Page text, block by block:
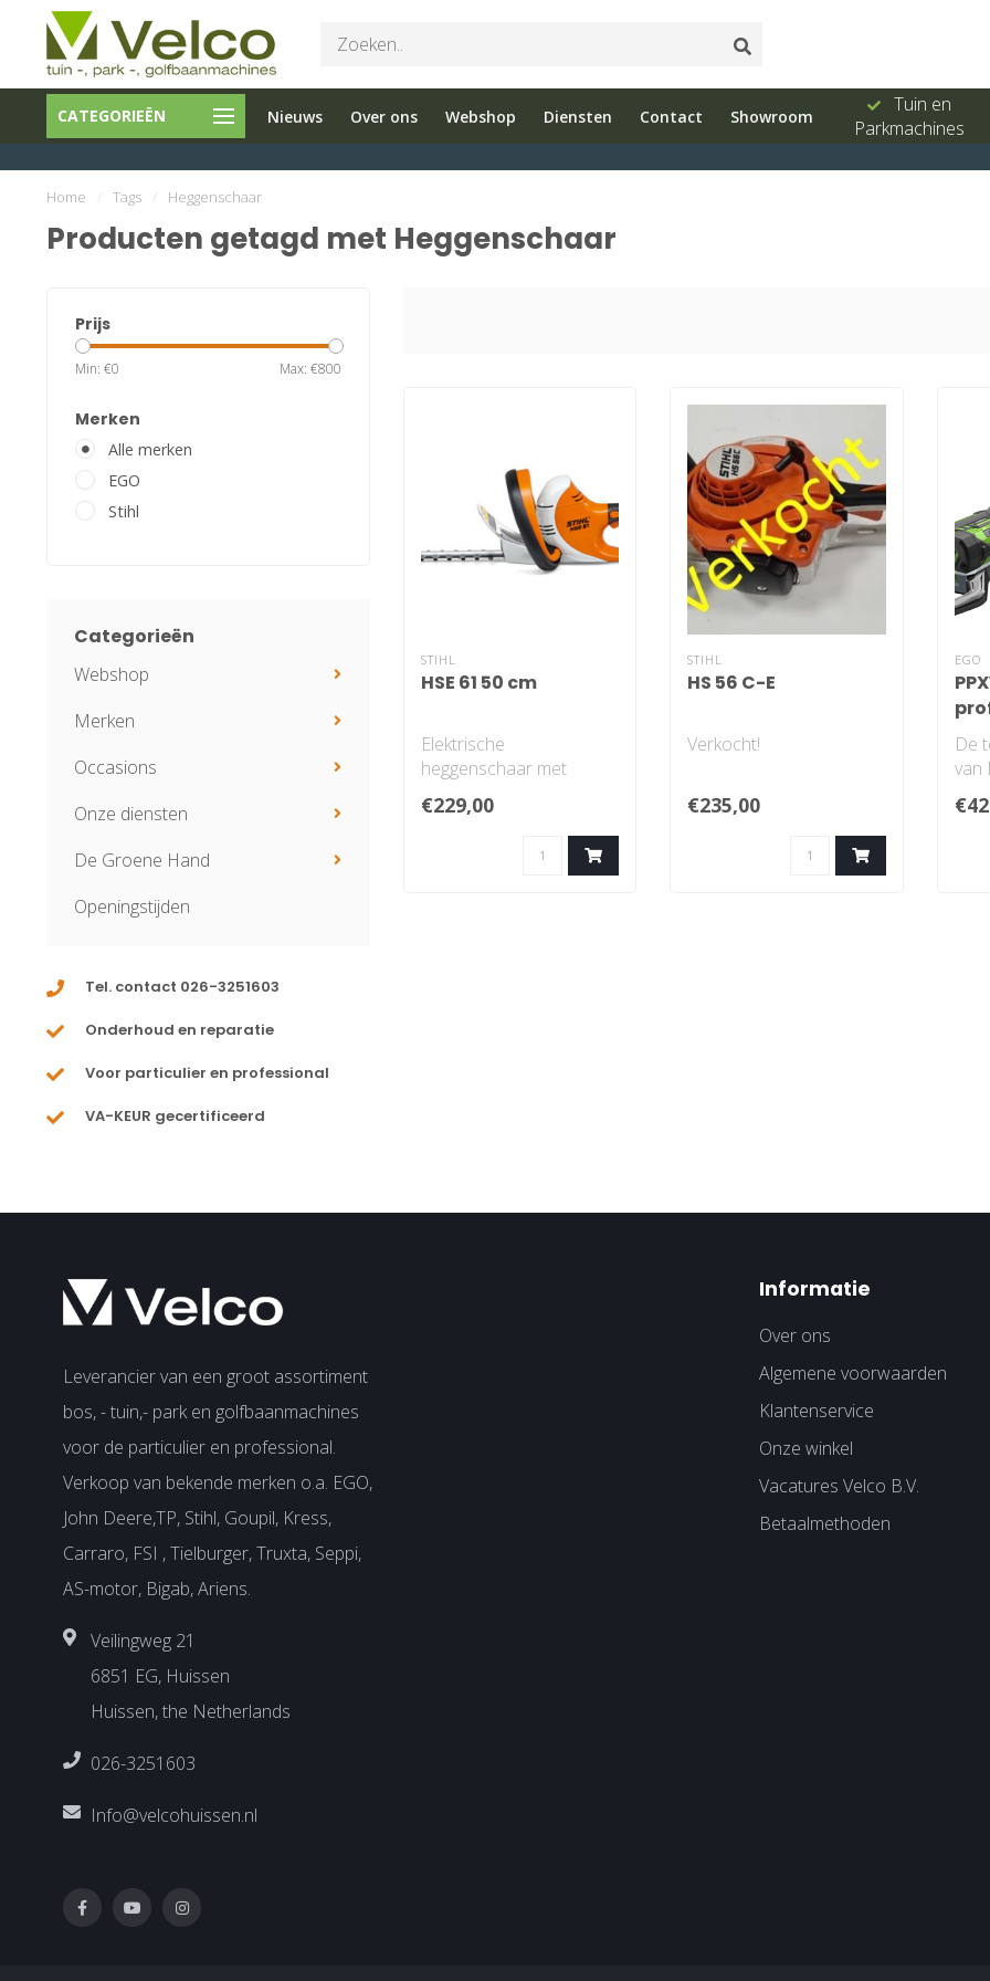
CATEGORIEËN Nieuws Over ons Webshop Diensten Contact Showroom
Bel ons 026-
3251603
Parkmachines
en reparatie
met advies
3251603
Tuin en
Parkmachines
Home Tags Heggenschaar
Producten getagd met Heggenschaar
Prijs
Min: €0 Max: €800
Merken
Alle merken
EGO
Stihl
Categorieën
Webshop
Merken
Occasions
Onze diensten
De Groene Hand
Openingstijden
Tel. contact 026-3251603
Onderhoud en reparatie
Voor particulier en professional
VA-KEUR gecertificeerd
STIHL
HSE 61 50 cm
Elektrische
heggenschaar met
draaibare handgreep
met 5 standen om vlot
€229,00
STIHL
HS 56 C-E
Verkocht!
€235,00
EGO
De
van
Leverancier van een groot assortiment
bos, - tuin,- park en golfbaanmachines
voor de particulier en professional.
Verkoop van bekende merken o.a. EGO,
John Deere,TP, Stihl, Goupil, Kress,
Carraro, FSI , Tielburger, Truxta, Seppi,
AS-motor, Bigab, Ariens.
Veilingweg 21
6851 EG, Huissen
Huissen, the Netherlands
026-3251603
Info@velcohuissen.nl
Informatie
Over ons
Algemene voorwaarden
Klantenservice
Onze winkel
Vacatures Velco B.V.
Betaalmethoden